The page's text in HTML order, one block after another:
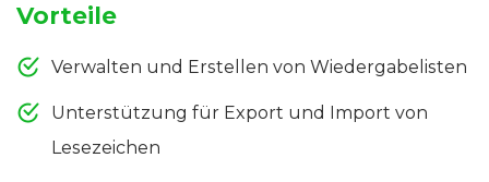
Vorteile
Verwalten und Erstellen von Wiedergabelisten
Unterstützung für Export und Import von
Lesezeichen